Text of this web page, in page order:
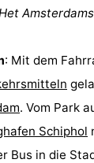
: Mit dem
. Vom Park
Schiphol
Bus in die